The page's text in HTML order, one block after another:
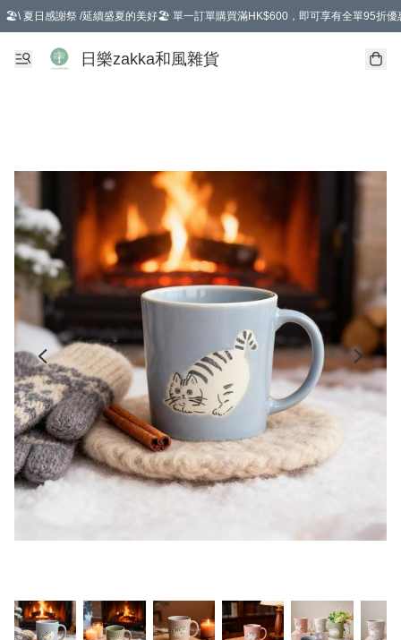
🏖️\ 夏日感謝祭 /延續盛夏的美好🏖️ 單一訂單購買滿HK$600，即可享有全單95折優
選擇GoGoX住宅/工商地址配送，單一訂單消費購物滿HK$680(折扣後），可享有
日樂zakka和風雜貨